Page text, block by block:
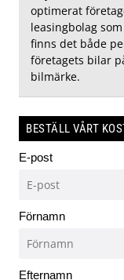
optimerat
leasingbolag
finns det både
företagets bilar
bilmärke.
BESTÄLL VÅRT
E-post
Förnamn
Efternamn